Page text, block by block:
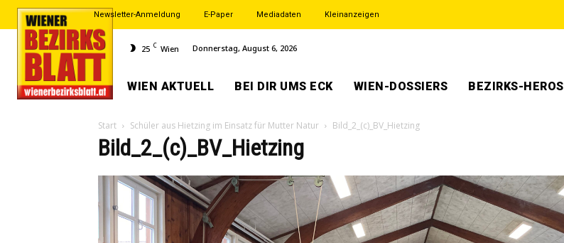
Newsletter-Anmeldung E-Paper Mediadaten Kleinanzeigen
25 C Wien Donnerstag, August 6, 2026
WIEN AKTUELL BEI DIR UMS ECK WIEN-DOSSIERS BEZIRKS-HEROS
Start Schüler aus Hietzing im Einsatz für Mutter Natur Bild_2_(c)_BV_Hietzing
Bild_2_(c)_BV_Hietzing